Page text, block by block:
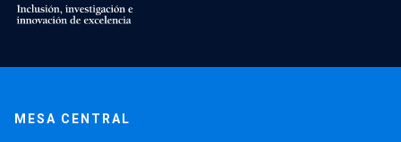
MESA CENTRAL